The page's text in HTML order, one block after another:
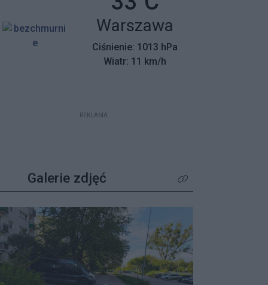
mieszkańców z wyjątkowym
apelem – poszukiwane są osoby,
które pamiętają tamte dni,
wspierały protestujących lub były
Miasto:
Warszawa
Ciśnienie: 1013 hPa
Wiatr: 11 km/h
REKLAMA
Galerie zdjęć Kliknij aby zobaczyć